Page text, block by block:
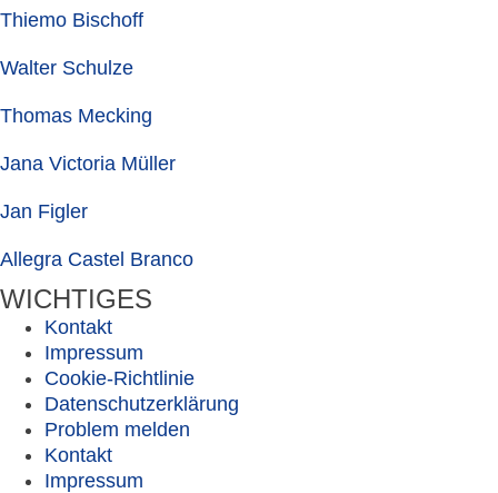
Thiemo Bischoff
Walter Schulze
Thomas Mecking
Jana Victoria Müller
Jan Figler
Allegra Castel Branco
WICHTIGES
Kontakt
Impressum
Cookie-Richtlinie
Datenschutzerklärung
Problem melden
Kontakt
Impressum